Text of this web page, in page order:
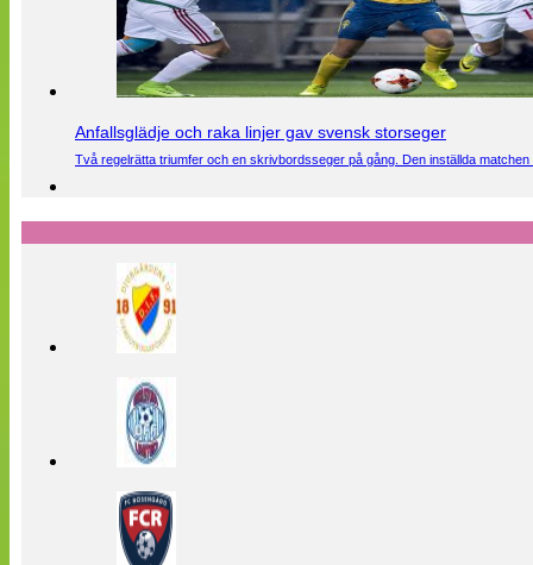
Anfallsglädje och raka linjer gav svensk storseger
Två regelrätta triumfer och en skrivbordsseger på gång. Den inställda